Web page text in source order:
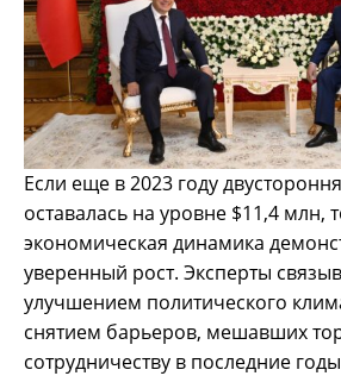
Если еще в 2023 году
оставалась на уровне $11,4 млн,
экономическая динамика
уверенный рост. Эксперты
улучшением политического
снятием барьеров, мешавших
сотрудничеству в последние